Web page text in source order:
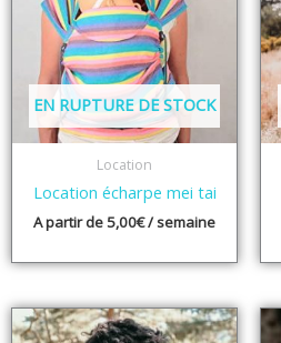
EN RUPTURE DE STOCK
Location
Location écharpe mei tai
A partir de5,00€/ semaine